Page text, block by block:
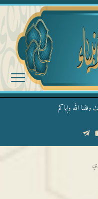
وفقنا الله وإياكم
تقديس الأشخاص